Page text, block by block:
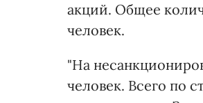
акций. Общее
человек.
"На
человек. Всего по